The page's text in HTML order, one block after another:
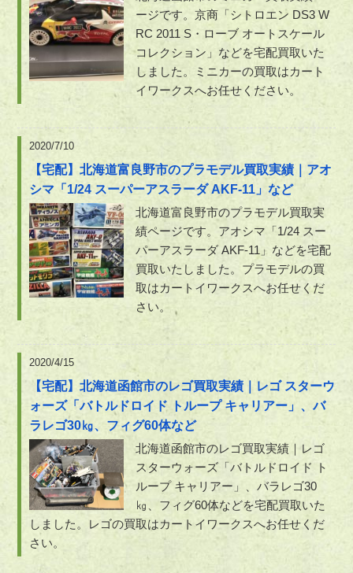
ージです。京商「シトロエン DS3 W
RC 2011 S・ローブ オートスケール
コレクション」などを宅配買取いた
しました。ミニカーの買取はカート
イワークスへお任せください。
2020/7/10
【宅配】北海道富良野市のプラモデル買取実績｜アオ
シマ「1/24 スーパーアスラーダ AKF-11」など
北海道富良野市のプラモデル買取実
績ページです。アオシマ「1/24 スー
パーアスラーダ AKF-11」などを宅配
買取いたしました。プラモデルの買
取はカートイワークスへお任せくだ
さい。
2020/4/15
【宅配】北海道函館市のレゴ買取実績｜レゴ スターウ
ォーズ「バトルドロイド トループ キャリアー」、バ
ラレゴ30㎏、フィグ60体など
北海道函館市のレゴ買取実績｜レゴ
スターウォーズ「バトルドロイド ト
ループ キャリアー」、バラレゴ30
㎏、フィグ60体などを宅配買取いた
しました。レゴの買取はカートイワークスへお任せくだ
さい。